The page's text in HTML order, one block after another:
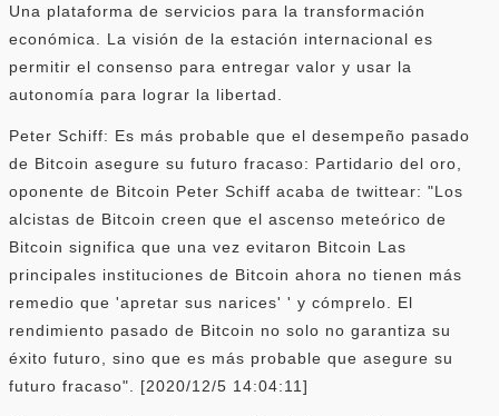
Una plataforma de servicios para la transformación
económica. La visión de la estación internacional es
permitir el consenso para entregar valor y usar la
autonomía para lograr la libertad.
Peter Schiff: Es más probable que el desempeño pasado
de Bitcoin asegure su futuro fracaso: Partidario del oro,
oponente de Bitcoin Peter Schiff acaba de twittear: "Los
alcistas de Bitcoin creen que el ascenso meteórico de
Bitcoin significa que una vez evitaron Bitcoin Las
principales instituciones de Bitcoin ahora no tienen más
remedio que 'apretar sus narices' ' y cómprelo. El
rendimiento pasado de Bitcoin no solo no garantiza su
éxito futuro, sino que es más probable que asegure su
futuro fracaso". [2020/12/5 14:04:11]